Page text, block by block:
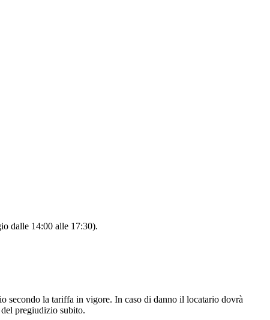
dalle 14:00 alle 17:30).
secondo la tariffa in vigore. In caso di danno il locatario dovrà
pregiudizio subito.